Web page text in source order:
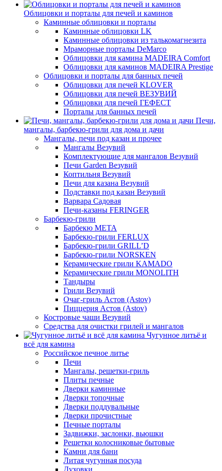
Облицовки и порталы для печей и каминов
Каминные облицовки и порталы
Каминные облицовки LK
Каминные облицовки из талькомагнезита
Мраморные порталы DeMarco
Облицовки для камина MADEIRA Comfort
Облицовки для каминов MADEIRA Prestige
Облицовки и порталы для банных печей
Облицовки для печей KLOVER
Облицовки для печей ВЕЗУВИЙ
Облицовки для печей ГЕФЕСТ
Порталы для банных печей
Печи,
мангалы, барбекю-грили для дома и дачи
Мангалы, печи под казан и прочее
Мангалы Везувий
Комплектующие для мангалов Везувий
Печи Garden Везувий
Коптильня Везувий
Печи для казана Везувий
Подставки под казан Везувий
Варвара Садовая
Печи-казаны FERINGER
Барбекю-грили
Барбекю МЕТА
Барбекю-грили FERLUX
Барбекю-грили GRILL’D
Барбекю-грили NORSKEN
Керамические грили KAMADO
Керамические грили MONOLITH
Тандыры
Грили Везувий
Очаг-гриль Астов (Astov)
Пиццерия Астов (Astov)
Костровые чаши Везувий
Средства для очистки грилей и мангалов
Чугунное литьё и
всё для камина
Российское печное литье
Печи
Мангалы, решетки-гриль
Плиты печные
Дверки каминные
Дверки топочные
Дверки поддувальные
Дверки прочистные
Печные порталы
Задвижки, заслонки, вьюшки
Решетки колосниковые бытовые
Камни для бани
Литая чугунная посуда
Духовки